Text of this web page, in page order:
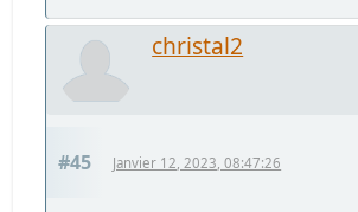
christal2
#45 Janvier 12, 2023, 08:47:26